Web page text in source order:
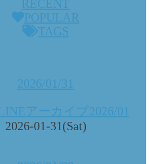
RECENT
POPULAR
TAGS
2026/01/31
アーカイブ2026/01
2026-01-31(Sat)